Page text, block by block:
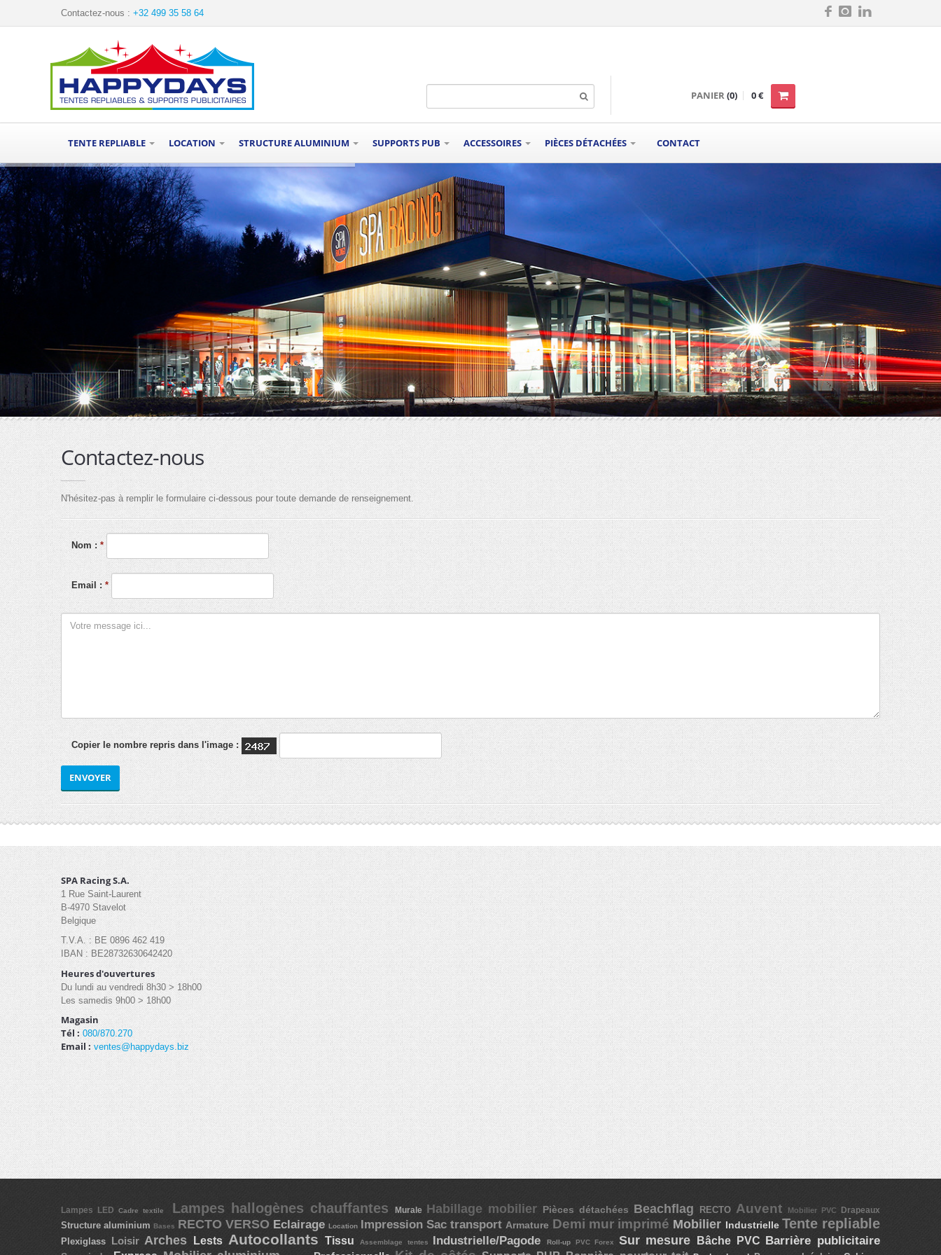
Contactez-nous : +32 499 35 58 64
PANIER(0) 0 €
TENTE REPLIABLE LOCATION STRUCTURE ALUMINIUM SUPPORTS PUB ACCESSOIRES PIÈCES DÉTACHÉES CONTACT
Contactez-nous
N'hésitez-pas à remplir le formulaire ci-dessous pour toute demande de renseignement.
Nom : *
Email : *
Copier le nombre repris dans l'image :
ENVOYER
SPA Racing S.A.
1 Rue Saint-Laurent
B-4970 Stavelot
Belgique
T.V.A. : BE 0896 462 419
IBAN : BE28732630642420
Heures d'ouvertures
Du lundi au vendredi 8h30 > 18h00
Les samedis 9h00 > 18h00
Magasin
Tél : 080/870.270
Email : ventes@happydays.biz
Lampes LED Cadre textile Lampes hallogènes chauffantes Murale Habillage mobilier Pièces détachées Beachflag RECTO Auvent Mobilier PVC Drapeaux
Structure aluminium Bases RECTO VERSO EclairageLocation Impression Sac transport Armature Demi mur imprimé Mobilier Industrielle Tente repliable
Plexiglass Loisir Arches Lests AutocollantsTissu Assemblage tentes Industrielle/Pagode Roll-up PVC Forex Sur mesure Bâche PVC Barrière publicitaire